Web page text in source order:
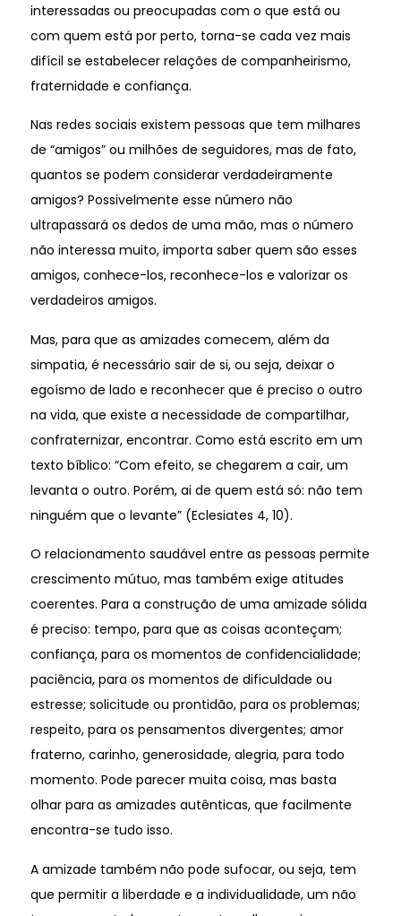
interessadas ou preocupadas com o que está ou
com quem está por perto, torna-se cada vez mais
difícil se estabelecer relações de companheirismo,
fraternidade e confiança.
Nas redes sociais existem pessoas que tem milhares
de “amigos” ou milhões de seguidores, mas de fato,
quantos se podem considerar verdadeiramente
amigos? Possivelmente esse número não
ultrapassará os dedos de uma mão, mas o número
não interessa muito, importa saber quem são esses
amigos, conhece-los, reconhece-los e valorizar os
verdadeiros amigos.
Mas, para que as amizades comecem, além da
simpatia, é necessário sair de si, ou seja, deixar o
egoísmo de lado e reconhecer que é preciso o outro
na vida, que existe a necessidade de compartilhar,
confraternizar, encontrar. Como está escrito em um
texto bíblico: “Com efeito, se chegarem a cair, um
levanta o outro. Porém, ai de quem está só: não tem
ninguém que o levante” (Eclesiates 4, 10).
O relacionamento saudável entre as pessoas permite
crescimento mútuo, mas também exige atitudes
coerentes. Para a construção de uma amizade sólida
é preciso: tempo, para que as coisas aconteçam;
confiança, para os momentos de confidencialidade;
paciência, para os momentos de dificuldade ou
estresse; solicitude ou prontidão, para os problemas;
respeito, para os pensamentos divergentes; amor
fraterno, carinho, generosidade, alegria, para todo
momento. Pode parecer muita coisa, mas basta
olhar para as amizades autênticas, que facilmente
encontra-se tudo isso.
A amizade também não pode sufocar, ou seja, tem
que permitir a liberdade e a individualidade, um não